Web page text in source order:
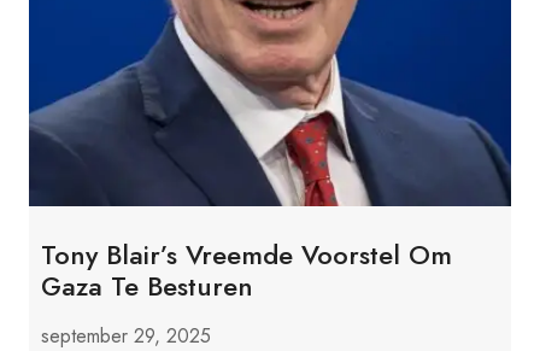
Tony Blair’s Vreemde Voorstel Om
Gaza Te Besturen
september 29, 2025